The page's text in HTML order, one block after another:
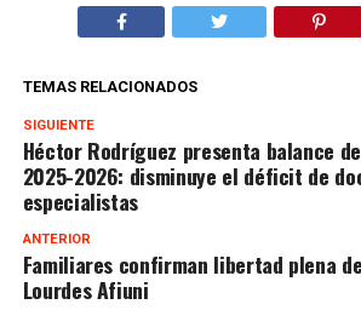
TEMAS RELACIONADOS
SIGUIENTE
Héctor Rodríguez presenta balance
2025-2026: disminuye el déficit de
especialistas
ANTERIOR
Familiares confirman libertad plena
Lourdes Afiuni